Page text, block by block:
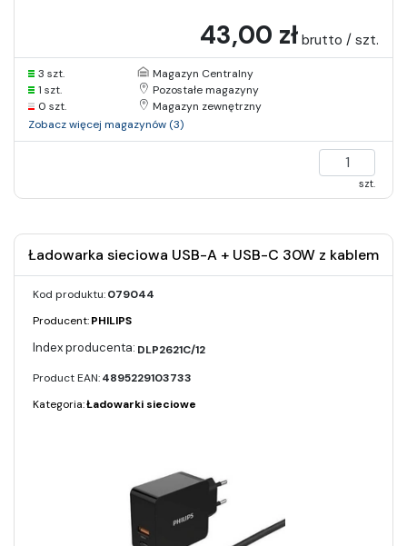
43,00 zł brutto / szt.
3 szt.
Magazyn Centralny
1 szt.
Pozostałe magazyny
0 szt.
Magazyn zewnętrzny
Zobacz więcej magazynów (3)
szt.
Ładowarka sieciowa USB-A + USB-C 30W z kablem
Kod produktu:079044
Producent:PHILIPS
DLP2621C/12
Product EAN:4895229103733
Kategoria:Ładowarki sieciowe